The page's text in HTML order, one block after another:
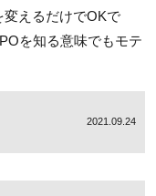
変えるだけでOKで
を知る意味でもモテ
2021.09.24